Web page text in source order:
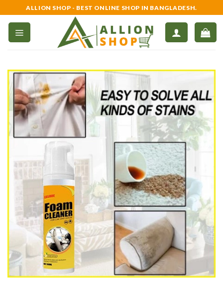
to
content
ALLION SHOP - BEST ONLINE SHOP IN BANGLADESH.